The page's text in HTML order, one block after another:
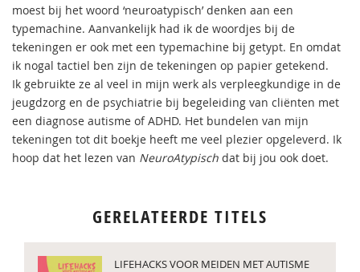
moest bij het woord ‘neuroatypisch’ denken aan een
typemachine. Aanvankelijk had ik de woordjes bij de
tekeningen er ook met een typemachine bij getypt. En omdat
ik nogal tactiel ben zijn de tekeningen op papier getekend.
Ik gebruikte ze al veel in mijn werk als verpleegkundige in de
jeugdzorg en de psychiatrie bij begeleiding van cliënten met
een diagnose autisme of ADHD. Het bundelen van mijn
tekeningen tot dit boekje heeft me veel plezier opgeleverd. Ik
hoop dat het lezen van NeuroAtypisch dat bij jou ook doet.
GERELATEERDE TITELS
LIFEHACKS VOOR MEIDEN MET AUTISME